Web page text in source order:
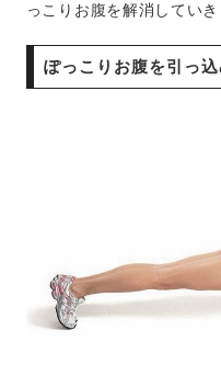
っこりお腹を解消していき
ぽっこりお腹を引っ